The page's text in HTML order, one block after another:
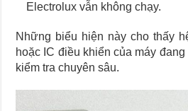
Electrolux vẫn không chạy.
Những biểu hiện này cho thấy
hoặc IC điều khiển của máy
kiểm tra chuyên sâu.